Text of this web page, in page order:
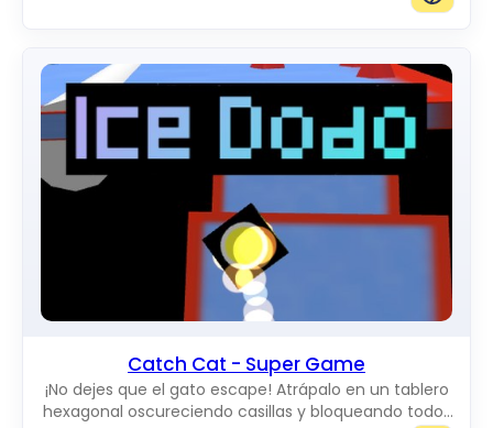
Catch Cat - Super Game
¡No dejes que el gato escape! Atrápalo en un tablero
hexagonal oscureciendo casillas y bloqueando todos